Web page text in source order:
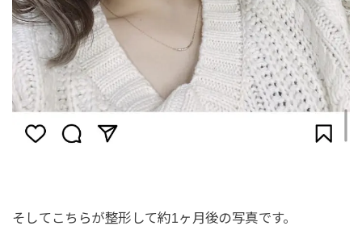
そしてこちらが整形して約1ヶ月後の写真です。